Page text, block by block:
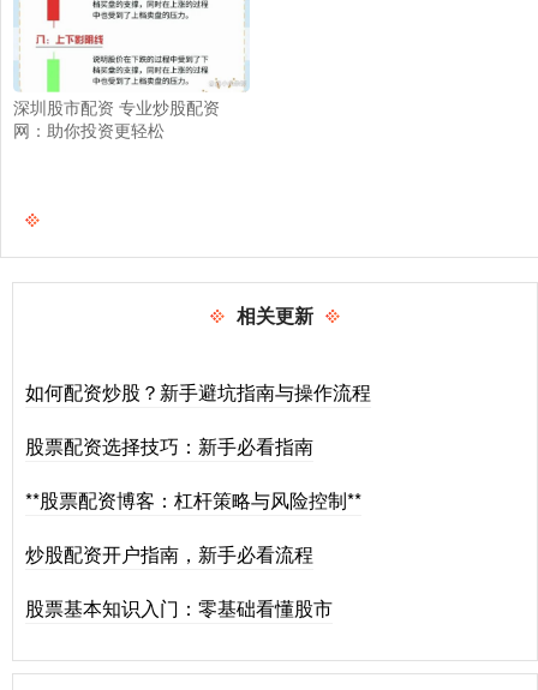
深圳股市配资 专业炒股配资
网：助你投资更轻松
相关更新
如何配资炒股？新手避坑指南与操作流程
股票配资选择技巧：新手必看指南
**股票配资博客：杠杆策略与风险控制**
炒股配资开户指南，新手必看流程
股票基本知识入门：零基础看懂股市